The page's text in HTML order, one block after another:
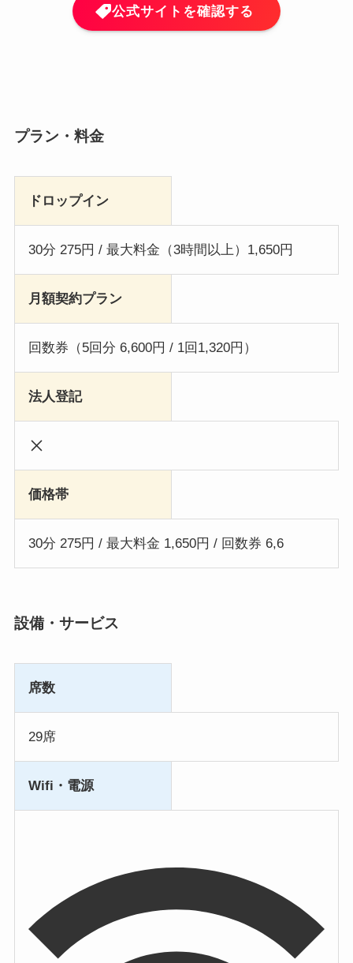
公式サイトを確認する
プラン・料金
ドロップイン
30分 275円 / 最大料金（3時間以上）1,650円
月額契約プラン
回数券（5回分 6,600円 / 1回1,320円）
法人登記
価格帯
30分 275円 / 最大料金 1,650円 / 回数券 6,6
設備・サービス
席数
29席
Wifi・電源